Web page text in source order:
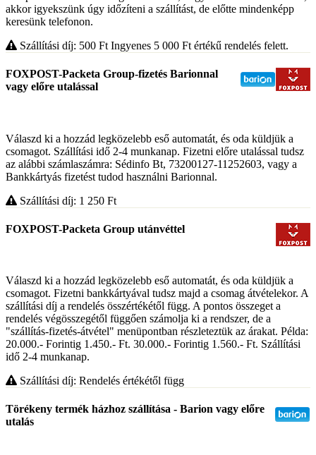
akkor igyekszünk úgy időzíteni a szállítást, de előtte mindenképp
keresünk telefonon.
Szállítási díj: 500 Ft Ingyenes 5 000 Ft értékű rendelés felett.
FOXPOST-Packeta Group-fizetés Barionnal
vagy előre utalással
Válaszd ki a hozzád legközelebb eső automatát, és oda küldjük a
csomagot. Szállítási idő 2-4 munkanap. Fizetni előre utalással tudsz
az alábbi számlaszámra: Sédinfo Bt, 73200127-11252603, vagy a
Bankkártyás fizetést tudod használni Barionnal.
Szállítási díj: 1 250 Ft
FOXPOST-Packeta Group utánvéttel
Válaszd ki a hozzád legközelebb eső automatát, és oda küldjük a
csomagot. Fizetni bankkártyával tudsz majd a csomag átvételekor. A
szállítási díj a rendelés összértékétől függ. A pontos összeget a
rendelés végösszegétől függően számolja ki a rendszer, de a
"szállítás-fizetés-átvétel" menüpontban részleteztük az árakat. Példa:
20.000.- Forintig 1.450.- Ft. 30.000.- Forintig 1.560.- Ft. Szállítási
idő 2-4 munkanap.
Szállítási díj: Rendelés értékétől függ
Törékeny termék házhoz szállítása - Barion vagy előre
utalás